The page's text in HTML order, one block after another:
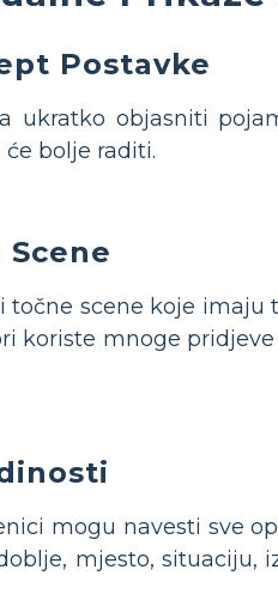
Postavke
ukratko objasniti
bolje raditi.
scene koje
koriste mnoge
mogu navesti sve
mjesto,